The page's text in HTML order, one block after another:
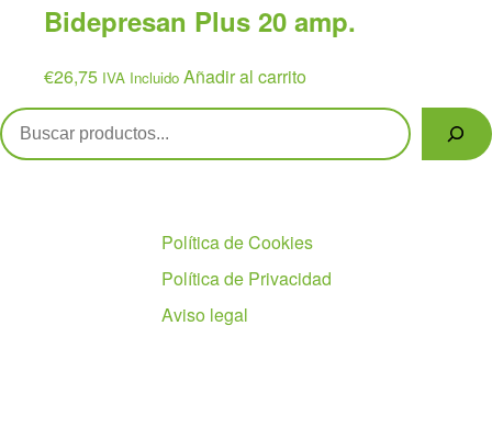
era:
€26,95.
es:
Bidepresan Plus 20 amp.
€26,75 IVA Incluido Añadir al carrito
Buscar
Política de Cookies
Política de Privacidad
Aviso legal